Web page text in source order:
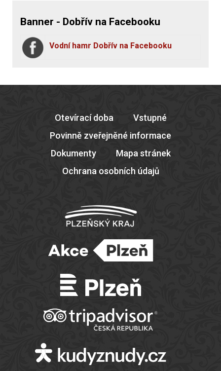
Banner - Dobřív na Facebooku
Vodní hamr Dobřív na Facebooku
Otevírací doba
Vstupné
Povinně zveřejněné informace
Dokumenty
Mapa stránek
Ochrana osobních údajů